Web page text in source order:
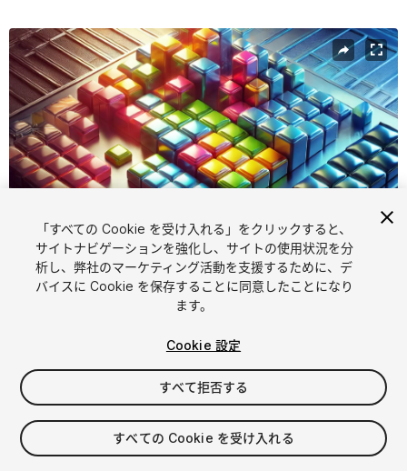
現在のスライド：1 / 7
1/7
$39
消費税は決済時に計算されます
「すべての Cookie を受け入れる」をクリックすると、
サイトナビゲーションを強化し、サイトの使用状況を分
析し、弊社のマーケティング活動を支援するために、デ
バイスに Cookie を保存することに同意したことになり
ます。
Cookie 設定
すべて拒否する
すべての Cookie を受け入れる